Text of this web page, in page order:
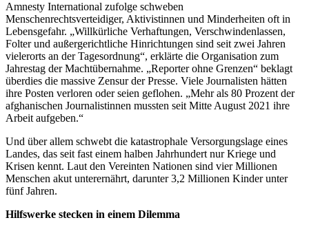
Amnesty International zufolge schweben
Menschenrechtsverteidiger, Aktivistinnen und Minderheiten oft in
Lebensgefahr. „Willkürliche Verhaftungen, Verschwindenlassen,
Folter und außergerichtliche Hinrichtungen sind seit zwei Jahren
vielerorts an der Tagesordnung“, erklärte die Organisation zum
Jahrestag der Machtübernahme. „Reporter ohne Grenzen“ beklagt
überdies die massive Zensur der Presse. Viele Journalisten hätten
ihre Posten verloren oder seien geflohen. „Mehr als 80 Prozent der
afghanischen Journalistinnen mussten seit Mitte August 2021 ihre
Arbeit aufgeben.“
Und über allem schwebt die katastrophale Versorgungslage eines
Landes, das seit fast einem halben Jahrhundert nur Kriege und
Krisen kennt. Laut den Vereinten Nationen sind vier Millionen
Menschen akut unterernährt, darunter 3,2 Millionen Kinder unter
fünf Jahren.
Hilfswerke stecken in einem Dilemma